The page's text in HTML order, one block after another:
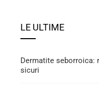
LE ULTIME
Dermatite seborroica:
sicuri